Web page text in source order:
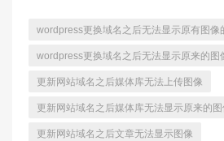
wordpress更换域名之后无法显示原有图像
wordpress更换域名之后无法显示原来的图
更新网站域名之后媒体库无法上传图像
更新网站域名之后媒体库无法显示原来的图
更新网站域名之后文章无法显示图像